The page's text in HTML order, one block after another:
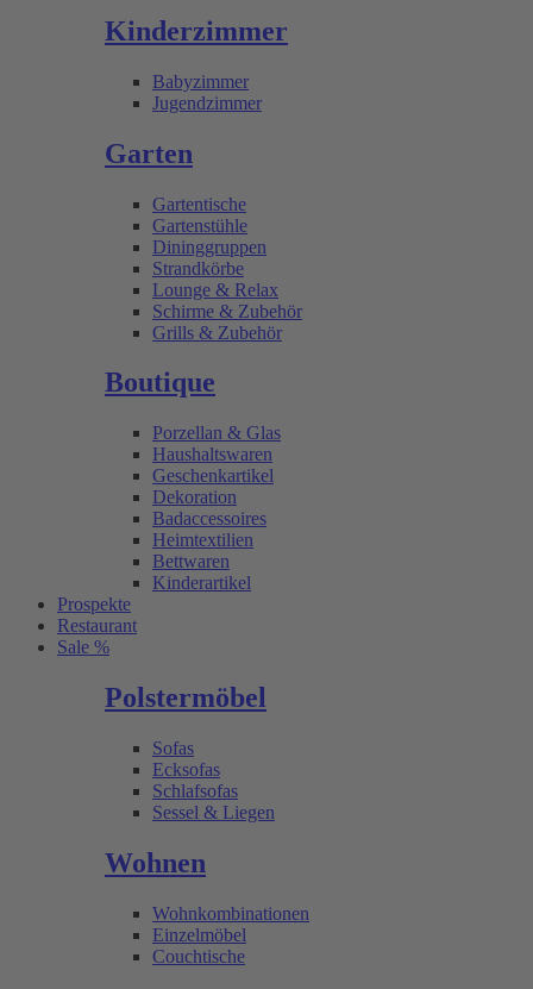
Kinderzimmer
Babyzimmer
Jugendzimmer
Garten
Gartentische
Gartenstühle
Dininggruppen
Strandkörbe
Lounge & Relax
Schirme & Zubehör
Grills & Zubehör
Boutique
Porzellan & Glas
Haushaltswaren
Geschenkartikel
Dekoration
Badaccessoires
Heimtextilien
Bettwaren
Kinderartikel
Prospekte
Restaurant
Sale %
Polstermöbel
Sofas
Ecksofas
Schlafsofas
Sessel & Liegen
Wohnen
Wohnkombinationen
Einzelmöbel
Couchtische